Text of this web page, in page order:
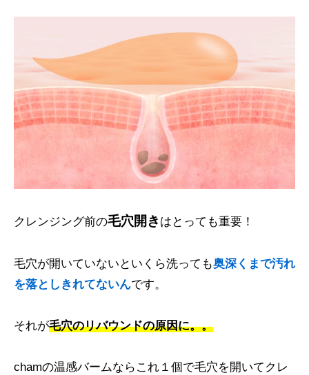
クレンジング前の毛穴開き はとっても重要！
毛穴が開いていないといくら洗っても奥深くまで汚れ
を落としきれてないんです。
それが毛穴のリバウンドの原因に。。
chamの温感バームならこれ１個で毛穴を開いてクレ